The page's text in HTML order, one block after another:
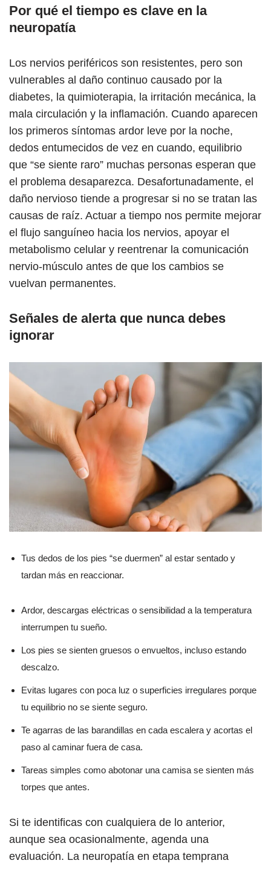
Por qué el tiempo es clave en la
neuropatía
Los nervios periféricos son resistentes, pero son
vulnerables al daño continuo causado por la
diabetes, la quimioterapia, la irritación mecánica, la
mala circulación y la inflamación. Cuando aparecen
los primeros síntomas ardor leve por la noche,
dedos entumecidos de vez en cuando, equilibrio
que “se siente raro” muchas personas esperan que
el problema desaparezca. Desafortunadamente, el
daño nervioso tiende a progresar si no se tratan las
causas de raíz. Actuar a tiempo nos permite mejorar
el flujo sanguíneo hacia los nervios, apoyar el
metabolismo celular y reentrenar la comunicación
nervio-músculo antes de que los cambios se
vuelvan permanentes.
Señales de alerta que nunca debes
ignorar
Tus dedos de los pies “se duermen” al estar sentado y
tardan más en reaccionar.
Ardor, descargas eléctricas o sensibilidad a la temperatura
interrumpen tu sueño.
Los pies se sienten gruesos o envueltos, incluso estando
descalzo.
Evitas lugares con poca luz o superficies irregulares porque
tu equilibrio no se siente seguro.
Te agarras de las barandillas en cada escalera y acortas el
paso al caminar fuera de casa.
Tareas simples como abotonar una camisa se sienten más
torpes que antes.
Si te identificas con cualquiera de lo anterior,
aunque sea ocasionalmente, agenda una
evaluación. La neuropatía en etapa temprana